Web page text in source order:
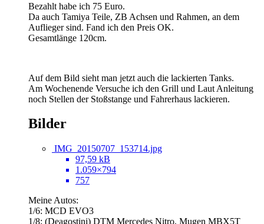
Bezahlt habe ich 75 Euro.
Da auch Tamiya Teile, ZB Achsen und Rahmen, an dem
Auflieger sind. Fand ich den Preis OK.
Gesamtlänge 120cm.
Auf dem Bild sieht man jetzt auch die lackierten Tanks.
Am Wochenende Versuche ich den Grill und Laut Anleitung
noch Stellen der Stoßstange und Fahrerhaus lackieren.
Bilder
IMG_20150707_153714.jpg
97,59 kB
1.059×794
757
Meine Autos:
1/6: MCD EVO3
1/8: (Deagostini) DTM Mercedes Nitro, Mugen MBX5T